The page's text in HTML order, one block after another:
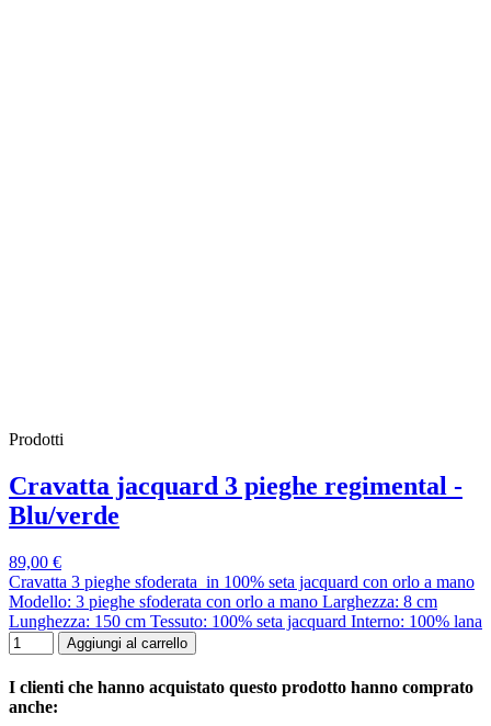
Prodotti
Cravatta jacquard 3 pieghe regimental -
Blu/verde
89,00 €
Cravatta 3 pieghe sfoderata in 100% seta jacquard con orlo a mano
Modello: 3 pieghe sfoderata con orlo a mano Larghezza: 8 cm
Lunghezza: 150 cm Tessuto: 100% seta jacquard Interno: 100% lana
Aggiungi al carrello
I clienti che hanno acquistato questo prodotto hanno comprato
anche: